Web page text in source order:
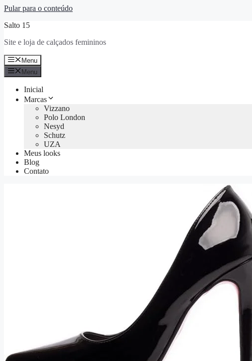
Pular para o conteúdo
Salto 15
Site e loja de calçados femininos
Menu
Menu
Inicial
Marcas
Vizzano
Polo London
Nesyd
Schutz
UZA
Meus looks
Blog
Contato